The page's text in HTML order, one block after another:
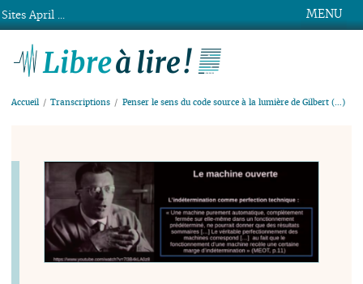
MENU
Accueil Transcriptions Penser le sens du code source à la lumière de Gilbert (…)
Sites April ...